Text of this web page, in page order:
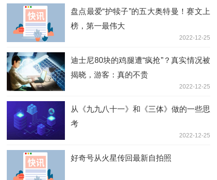
盘点最爱“护犊子”的五大奥特曼！赛文上
榜，第一最伟大
2022-12-25
迪士尼80块的鸡腿遭“疯抢”？真实情况被
揭晓，游客：真的不贵
2022-12-25
从《九九八十一》和《三体》做的一些思
考
2022-12-25
好奇号从火星传回最新自拍照